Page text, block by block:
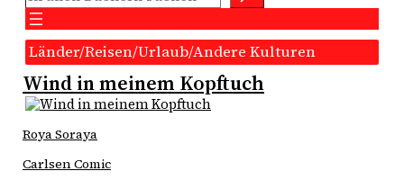
Länder/Reisen/Urlaub/Andere Kulturen
Wind in meinem Kopftuch
Roya Soraya
Carlsen Comic